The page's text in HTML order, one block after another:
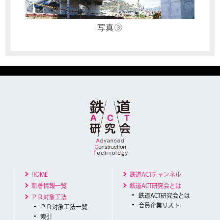
写真③
HOME
新着情報一覧
ＰＲ対象工法
ＰＲ対象工法一覧
索引
鉄道ACTチャンネル
鉄道ACT研究会とは
鉄道ACT研究会とは
会員企業リスト